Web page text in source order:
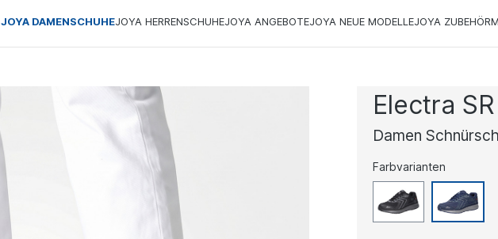
JOYA DAMENSCHUHEJOYA HERRENSCHUHEJOYA ANGEBOTEJOYA NEUE MODELLEJOYA ZUBEHÖR
Electra
Damen
Farbvarianten